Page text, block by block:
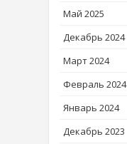
Май 2025
Декабрь 2024
Март 2024
Февраль 2024
Январь 2024
Декабрь 2023